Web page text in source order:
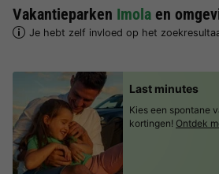
Vakantieparken Imola en
Je hebt zelf invloed op het
Last minutes
Kies een spontane
kortingen! Ontdek